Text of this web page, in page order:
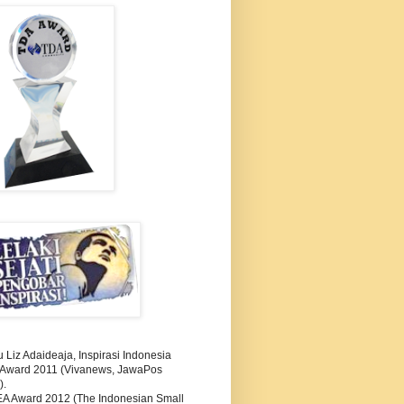
Liz Adaideaja, Inspirasi Indonesia
2011 (Vivanews, JawaPos
Award 2012 (The Indonesian Small